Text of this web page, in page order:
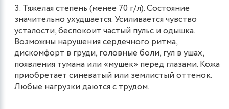
Тяжелая степень (менее 70 г/л). Состояние
значительно ухудшается. Усиливается чувство
усталости, беспокоит частый пульс и одышка.
Возможны нарушения сердечного ритма,
дискомфорт в груди, головные боли, гул в ушах,
появления тумана или «мушек» перед глазами. Кожа
приобретает синеватый или землистый оттенок.
Любые нагрузки даются с трудом.